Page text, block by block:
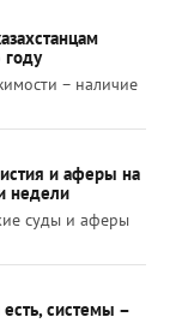
– наличие
и аферы на
недели
суды и аферы
системы –